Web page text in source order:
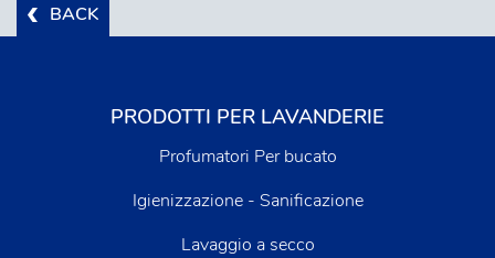
BACK
PRODOTTI PER LAVANDERIE
Profumatori Per bucato
Igienizzazione - Sanificazione
Lavaggio a secco